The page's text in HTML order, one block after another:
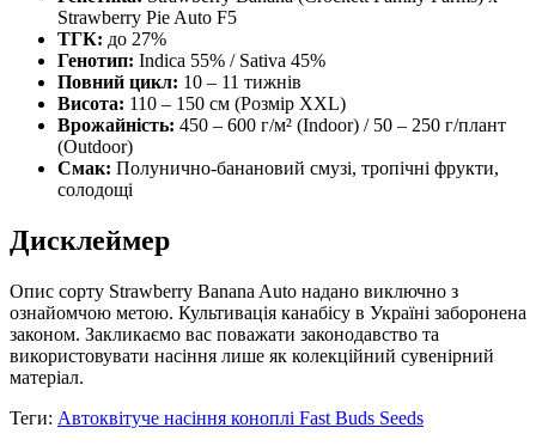
Strawberry Pie Auto F5
ТГК: до 27%
Генотип: Indica 55% / Sativa 45%
Повний цикл: 10 – 11 тижнів
Висота: 110 – 150 см (Розмір XXL)
Врожайність: 450 – 600 г/м² (Indoor) / 50 – 250 г/плант
(Outdoor)
Смак: Полунично-банановий смузі, тропічні фрукти,
солодощі
Дисклеймер
Опис сорту Strawberry Banana Auto надано виключно з
ознайомчою метою. Культивація канабісу в Україні заборонена
законом. Закликаємо вас поважати законодавство та
використовувати насіння лише як колекційний сувенірний
матеріал.
Теги: Автоквітуче насіння коноплі Fast Buds Seeds